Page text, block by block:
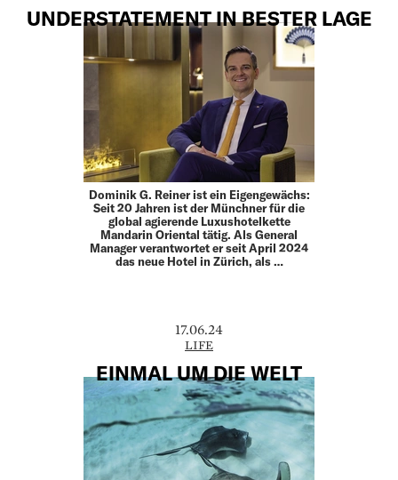
UNDERSTATEMENT IN BESTER LAGE
Dominik G. Reiner ist ein Eigengewächs:
Seit 20 Jahren ist der Münchner für die
global agierende Luxushotelkette
Mandarin Oriental tätig. Als General
Manager verantwortet er seit April 2024
das neue Hotel in Zürich, als …
17.06.24
LIFE
EINMAL UM DIE WELT